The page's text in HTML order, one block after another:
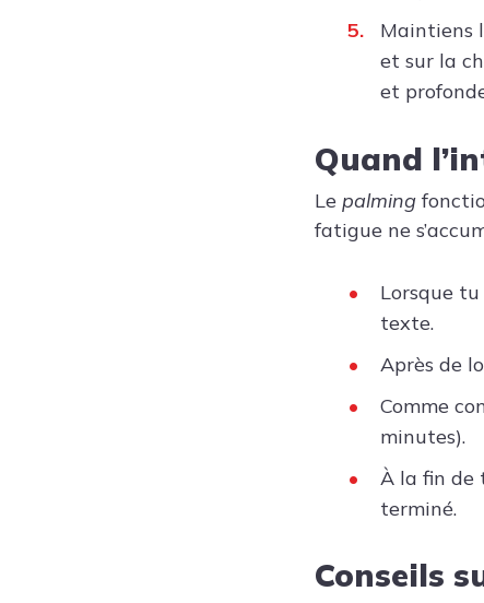
Maintiens
et sur la
et
Quand
Le palming
fatigue ne
Lorsque
texte.
Après de
Comme
minutes).
À la fin de
terminé.
Conseils